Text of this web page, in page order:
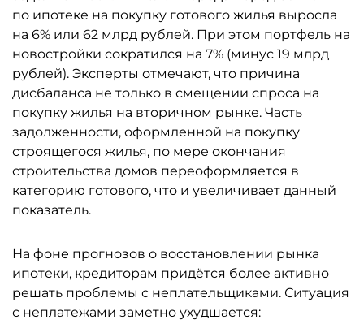
по ипотеке на покупку готового жилья выросла
на 6% или 62 млрд рублей. При этом портфель на
новостройки сократился на 7% (минус 19 млрд
рублей). Эксперты отмечают, что причина
дисбаланса не только в смещении спроса на
покупку жилья на вторичном рынке. Часть
задолженности, оформленной на покупку
строящегося жилья, по мере окончания
строительства домов переоформляется в
категорию готового, что и увеличивает данный
показатель.
На фоне прогнозов о восстановлении рынка
ипотеки, кредиторам придётся более активно
решать проблемы с неплательщиками. Ситуация
с неплатежами заметно ухудшается: